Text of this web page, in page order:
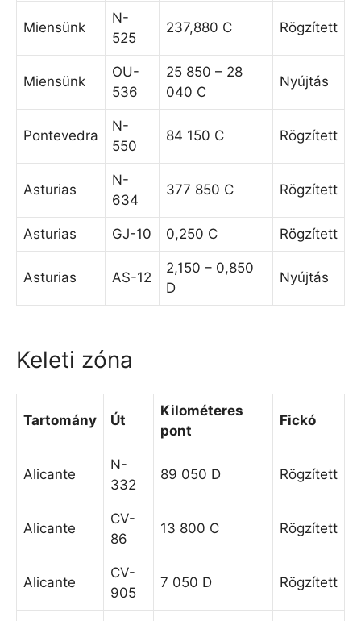
Miensünk
N-
525
237,880 C Rögzített
Miensünk
OU-
536
25 850 – 28
040 C
Nyújtás
Pontevedra
N-
550
84 150 C Rögzített
Asturias
N-
634
377 850 C Rögzített
Asturias GJ-10 0,250 C Rögzített
Asturias AS-12
2,150 – 0,850
D
Nyújtás
Keleti zóna
Tartomány Út
Kilométeres
pont
Fickó
Alicante
N-
332
89 050 D Rögzített
Alicante
CV-
86
13 800 C Rögzített
Alicante
CV-
905
7 050 D Rögzített